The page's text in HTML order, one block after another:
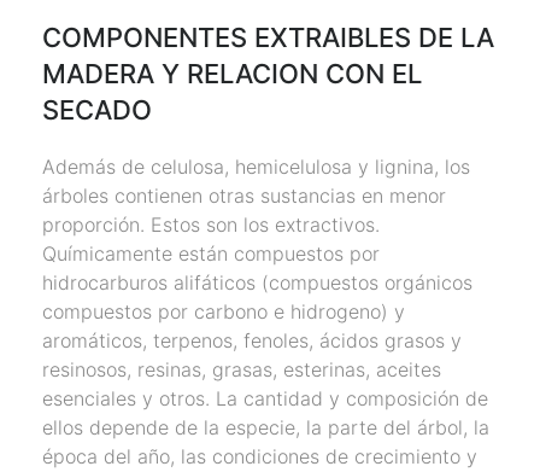
COMPONENTES EXTRAIBLES DE LA
MADERA Y RELACION CON EL
SECADO
Además de celulosa, hemicelulosa y lignina, los
árboles contienen otras sustancias en menor
proporción. Estos son los extractivos.
Químicamente están compuestos por
hidrocarburos alifáticos (compuestos orgánicos
compuestos por carbono e hidrogeno) y
aromáticos, terpenos, fenoles, ácidos grasos y
resinosos, resinas, grasas, esterinas, aceites
esenciales y otros. La cantidad y composición de
ellos depende de la especie, la parte del árbol, la
época del año, las condiciones de crecimiento y